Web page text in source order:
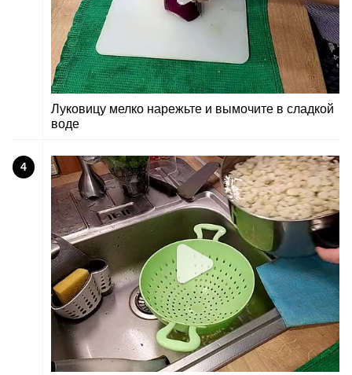
Луковицу мелко нарежьте и вымочите в сладкой
воде
4